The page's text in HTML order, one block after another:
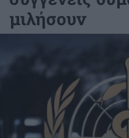
μιλήσουν